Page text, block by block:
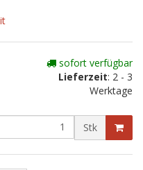
sofort verfügbar
Lieferzeit: 2 - 3
Werktage
Stk